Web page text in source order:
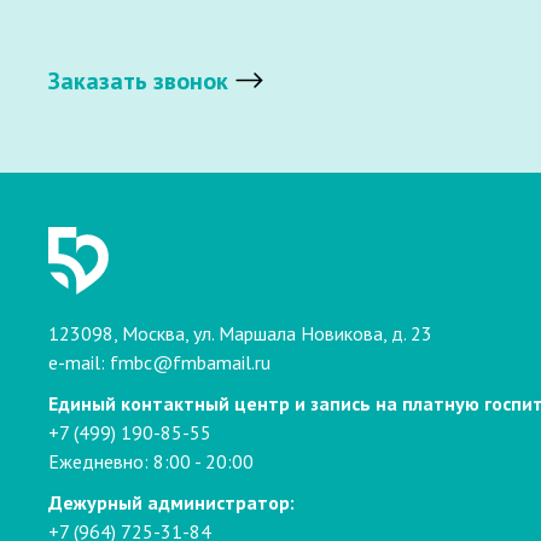
Заказать звонок
123098, Москва, ул. Маршала Новикова, д. 23
e-mail: fmbc@fmbamail.ru
Единый контактный центр и запись на платную
+7 (499) 190-85-55
Ежедневно: 8:00 - 20:00
Дежурный администратор:
+7 (964) 725-31-84